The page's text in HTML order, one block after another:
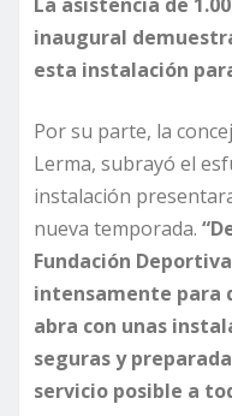
inaugural
esta instalación
Por su parte, la
Lerma, subrayó el
instalación
nueva temporada.
Fundación
intensamente para
abra con unas
seguras y
servicio posible a